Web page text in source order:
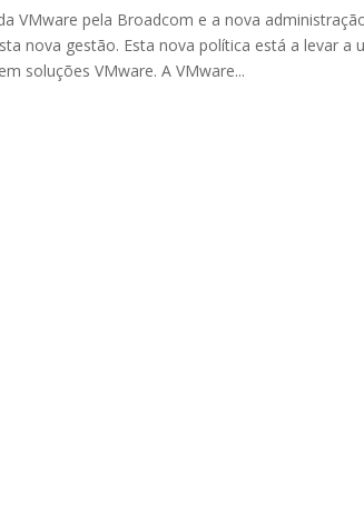
VMware pela Broadcom e a nova
nova gestão. Esta nova política está a levar
soluções VMware. A VMware...